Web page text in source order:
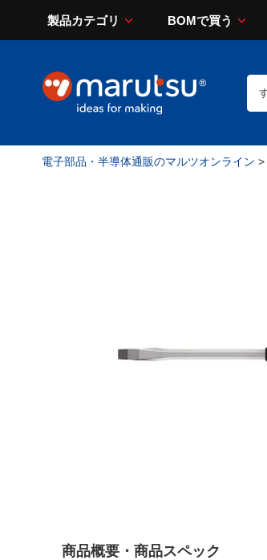
製品カテゴリ BOMで買う
電子部品・半導体通販のマルツオンライン >
商品概要・商品スペック